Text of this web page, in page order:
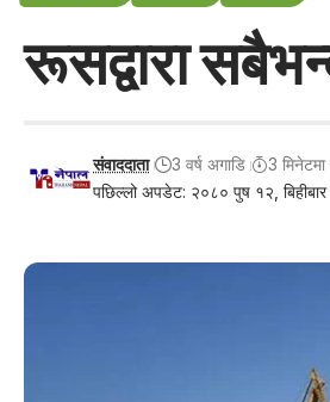
रूसद्वारा
पछिल्लो अपडेट: २०८० पुष १२,
संवाददाता 3 वर्ष अगाडि 3